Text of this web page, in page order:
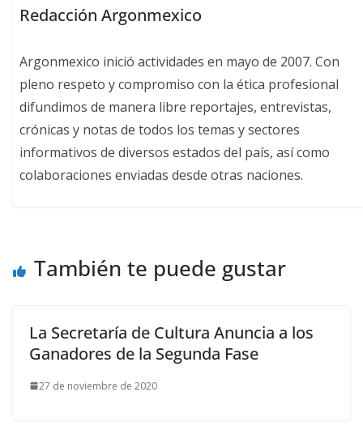
Redacción Argonmexico
Argonmexico inició actividades en mayo de 2007. Con
pleno respeto y compromiso con la ética profesional
difundimos de manera libre reportajes, entrevistas,
crónicas y notas de todos los temas y sectores
informativos de diversos estados del país, así como
colaboraciones enviadas desde otras naciones.
También te puede gustar
La Secretaría de Cultura Anuncia a los
Ganadores de la Segunda Fase
27 de noviembre de 2020